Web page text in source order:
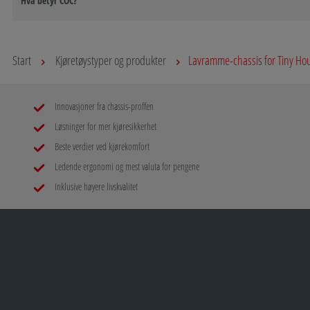
Start Kjøretøystyper og produkter Lavramme-chassis for Tiny
Innovasjoner fra chassis-proffen
Løsninger for mer kjøresikkerhet
Beste verdier ved kjørekomfort
Ledende ergonomi og mest valuta for pengene
Inklusive høyere livskvalitet